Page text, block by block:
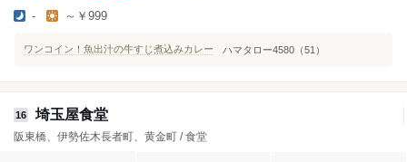
- ～￥999
ワンコイン！魚出汁の牛すじ煮込みカレー ハマタロー4580（51）
16 埼玉屋食堂
阪東橋、伊勢佐木長者町、黄金町 / 食堂